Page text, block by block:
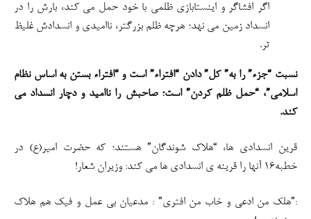
اگر افشاگر و اینستابازی ظلمی با خود حمل می کند، بارش را در
انسداد زمین می نهد؛ هرچه ظلم بزرگتر، ناامیدی و انسدادش غلیظ
تر.
نسبت “جزء” را به” کل” دادن “افتراء” است و “افتراء بستن به اساس نظام
اسلامی”، “حمل ظلم کردن” است؛ صاحبش را ناامید و دچار انسداد می
کند.
قرین انسدادی ها، “هلاک شوندگان” هستند؛ که حضرت امیر(ع) در
خطبه۱۶ آنها را قرینه ی انسدادی ها می کند: وزیران شعار!
:”هلک من ادعی و خاب من افتری” : مدعیان بی عمل و فیک هم هلاک